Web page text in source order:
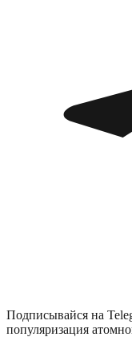
Подписывайся на
популяризация